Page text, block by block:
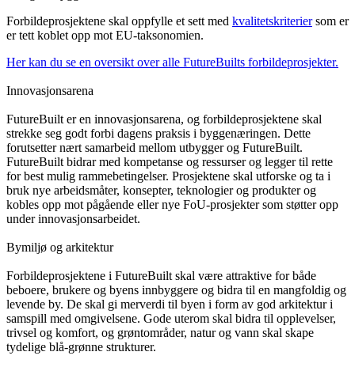
Forbildeprosjektene skal oppfylle et sett med kvalitetskriteriersom er
er tett koblet opp mot EU-taksonomien.
Her kan du se en oversikt over alle FutureBuilts forbildeprosjekter.
Innovasjonsarena
FutureBuilt er en innovasjonsarena, og forbildeprosjektene skal
strekke seg godt forbi dagens praksis i byggenæringen. Dette
forutsetter nært samarbeid mellom utbygger og FutureBuilt.
FutureBuilt bidrar med kompetanse og ressurser og legger til rette
for best mulig rammebetingelser. Prosjektene skal utforske og ta i
bruk nye arbeidsmåter, konsepter, teknologier og produkter og
kobles opp mot pågående eller nye FoU-prosjekter som støtter opp
under innovasjonsarbeidet.
Bymiljø og arkitektur
Forbildeprosjektene i FutureBuilt skal være attraktive for både
beboere, brukere og byens innbyggere og bidra til en mangfoldig og
levende by. De skal gi merverdi til byen i form av god arkitektur i
samspill med omgivelsene. Gode uterom skal bidra til opplevelser,
trivsel og komfort, og grøntområder, natur og vann skal skape
tydelige blå-grønne strukturer.